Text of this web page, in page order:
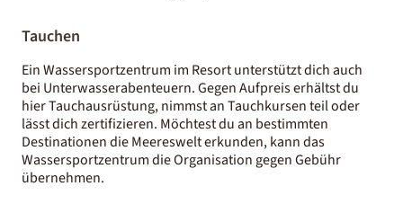
Tauchen
Ein Wassersportzentrum im Resort unterstützt dich auch
bei Unterwasserabenteuern. Gegen Aufpreis erhältst du
hier Tauchausrüstung, nimmst an Tauchkursen teil oder
lässt dich zertifizieren. Möchtest du an bestimmten
Destinationen die Meereswelt erkunden, kann das
Wassersportzentrum die Organisation gegen Gebühr
übernehmen.